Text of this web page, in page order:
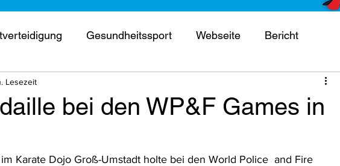
Gesundheitssport Webseite Bericht
Jubiläum
bei den WP&F Games in
Lesezeit
Karate Dojo Groß-Umstadt holte bei den World Police  and Fire